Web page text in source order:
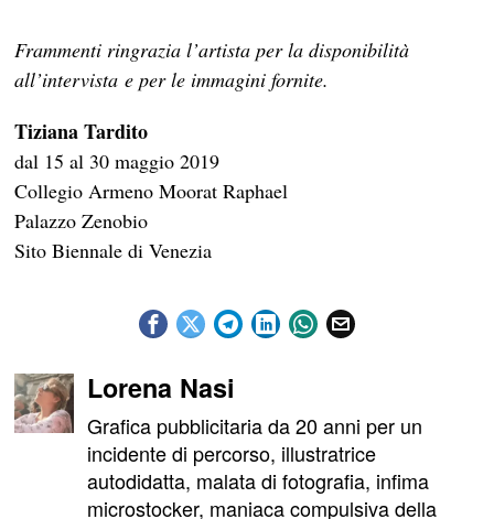
Frammenti ringrazia l’artista per la disponibilità
all’intervista e per le immagini fornite.
Tiziana Tardito
dal 15 al 30 maggio 2019
Collegio Armeno Moorat Raphael
Palazzo Zenobio
Sito Biennale di Venezia
Lorena Nasi
Grafica pubblicitaria da 20 anni per un
incidente di percorso, illustratrice
autodidatta, malata di fotografia, infima
microstocker, maniaca compulsiva della